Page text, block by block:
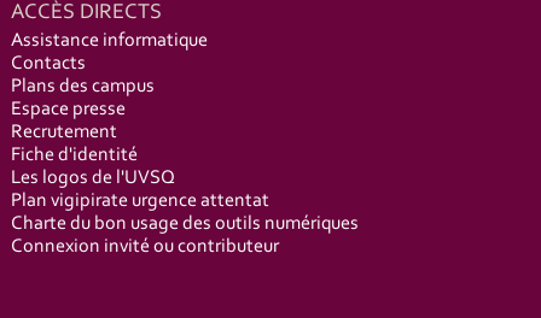
ACCÈS DIRECTS
Assistance informatique
Contacts
Plans des campus
Espace presse
Recrutement
Fiche d'identité
Les logos de l'UVSQ
Plan vigipirate urgence attentat
Charte du bon usage des outils numériques
Connexion invité ou contributeur